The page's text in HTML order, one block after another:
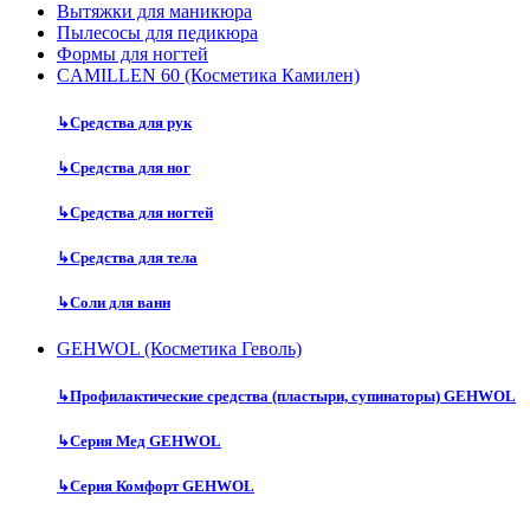
Вытяжки для маникюра
Пылесосы для педикюра
Формы для ногтей
CAMILLEN 60 (Косметика Камилен)
↳Средства для рук
↳Средства для ног
↳Средства для ногтей
↳Средства для тела
↳Соли для ванн
GEHWOL (Косметика Геволь)
↳Профилактические средства (пластыри, супинаторы) GEHWOL
↳Серия Мед GEHWOL
↳Серия Комфорт GEHWOL